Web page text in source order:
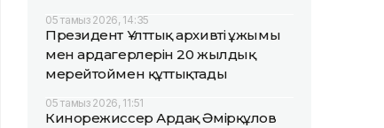
05 тамыз 2026, 14:35
Президент Ұлттық архивтің ұжымы
мен ардагерлерін 20 жылдық
мерейтоймен құттықтады
05 тамыз 2026, 11:51
Кинорежиссер Ардақ Әмірқұлов